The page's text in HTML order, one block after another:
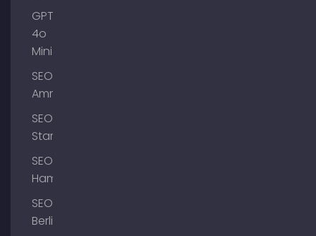
GPT-
4o
Mini
SEO
Ammersee
SEO
Starnberg
SEO
Hamburg
SEO
Berlin